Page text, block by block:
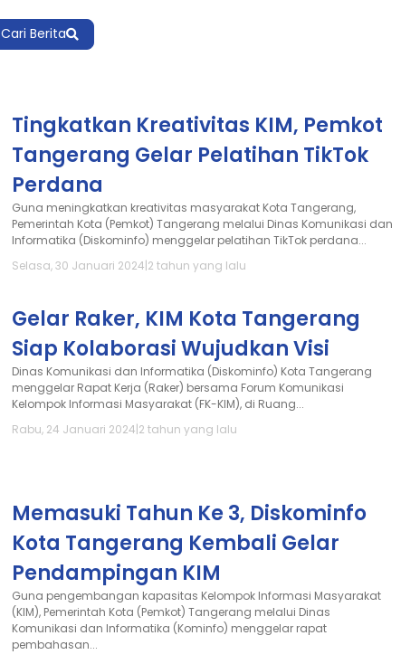
Cari Berita
Tingkatkan Kreativitas KIM, Pemkot
Tangerang Gelar Pelatihan TikTok
Perdana
Guna meningkatkan kreativitas masyarakat Kota Tangerang,
Pemerintah Kota (Pemkot) Tangerang melalui Dinas Komunikasi dan
Informatika (Diskominfo) menggelar pelatihan TikTok perdana...
Selasa, 30 Januari 2024|2 tahun yang lalu
Gelar Raker, KIM Kota Tangerang
Siap Kolaborasi Wujudkan Visi
Dinas Komunikasi dan Informatika (Diskominfo) Kota Tangerang
menggelar Rapat Kerja (Raker) bersama Forum Komunikasi
Kelompok Informasi Masyarakat (FK-KIM), di Ruang...
Rabu, 24 Januari 2024|2 tahun yang lalu
Memasuki Tahun Ke 3, Diskominfo
Kota Tangerang Kembali Gelar
Pendampingan KIM
Guna pengembangan kapasitas Kelompok Informasi Masyarakat
(KIM), Pemerintah Kota (Pemkot) Tangerang melalui Dinas
Komunikasi dan Informatika (Kominfo) menggelar rapat
pembahasan...